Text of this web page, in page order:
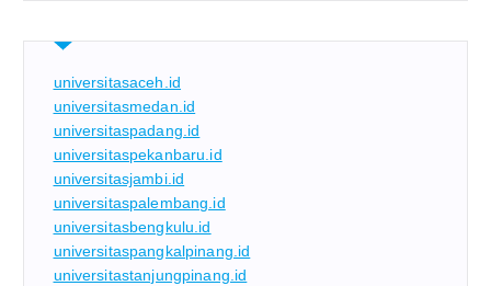
universitasaceh.id
universitasmedan.id
universitaspadang.id
universitaspekanbaru.id
universitasjambi.id
universitaspalembang.id
universitasbengkulu.id
universitaspangkalpinang.id
universitastanjungpinang.id